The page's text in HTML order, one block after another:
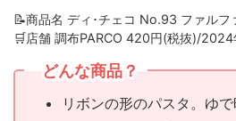
📝商品名 ディ･チェコ No.93 ファル
🛒店舗 調布PARCO 420円(税抜)/
どんな商品？
リボンの形のパスタ。ゆで